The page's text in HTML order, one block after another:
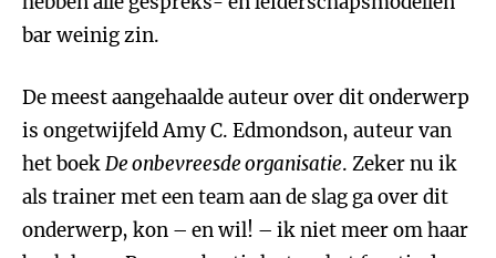
bar weinig zin.
De meest aangehaalde auteur over dit onderwerp
is ongetwijfeld Amy C. Edmondson, auteur van
het boekDe onbevreesde organisatie. Zeker nu ik
als trainer met een team aan de slag ga over dit
onderwerp, kon – en wil! – ik niet meer om haar